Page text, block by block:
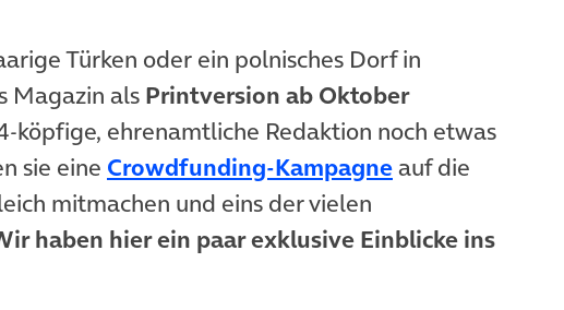
Türken oder ein polnisches Dorf in
Magazin als Printversion ab Oktober
köpfige, ehrenamtliche Redaktion noch etwas
sie eine Crowdfunding-Kampagne(öffnet in
auf die
mitmachen und eins der vielen
haben hier ein paar exklusive Einblicke ins